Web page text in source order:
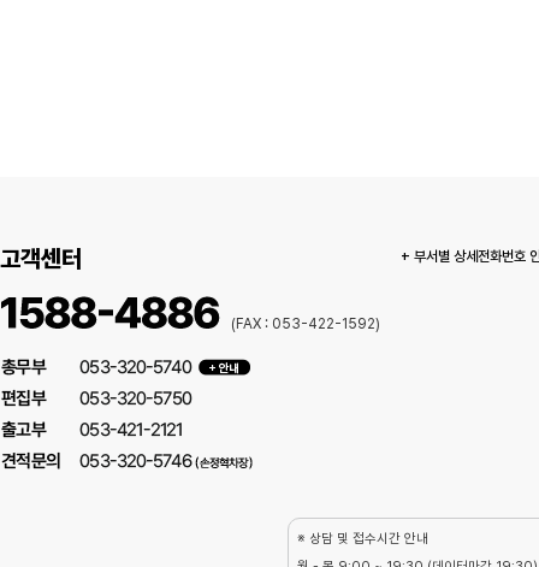
고객센터 + 부서별 상세전화번호
(FAX : 053-422-1592)
※ 상담 및 접수시간 안내